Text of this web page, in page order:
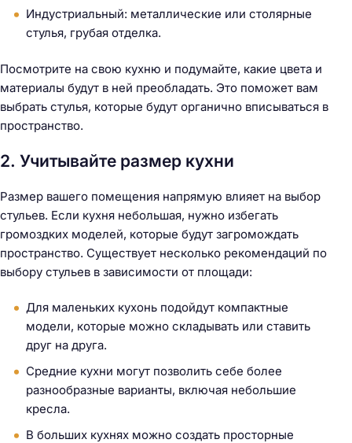
Индустриальный: металлические или столярные
стулья, грубая отделка.
Посмотрите на свою кухню и подумайте, какие цвета и
материалы будут в ней преобладать. Это поможет вам
выбрать стулья, которые будут органично вписываться в
пространство.
2. Учитывайте размер кухни
Размер вашего помещения напрямую влияет на выбор
стульев. Если кухня небольшая, нужно избегать
громоздких моделей, которые будут загромождать
пространство. Существует несколько рекомендаций по
выбору стульев в зависимости от площади:
Для маленьких кухонь подойдут компактные
модели, которые можно складывать или ставить
друг на друга.
Средние кухни могут позволить себе более
разнообразные варианты, включая небольшие
кресла.
В больших кухнях можно создать просторные